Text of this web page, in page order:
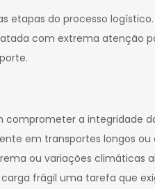
do processo
com extrema atenção
a integridade
em transportes longos ou
ou variações climáticas
frágil uma tarefa que